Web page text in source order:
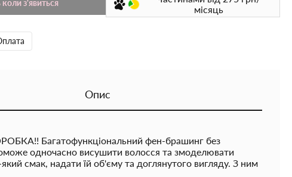
коли з'явиться
місяць
Опис
Багатофункціональний фен-брашинг без
одночасно висушити волосся та змоделювати
який смак, надати їй об'єму та доглянутого вигляду. З ним